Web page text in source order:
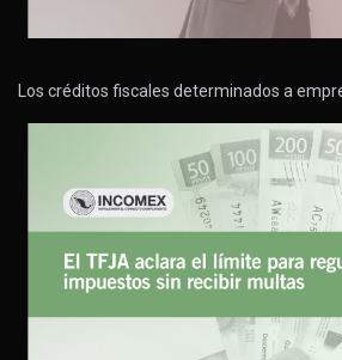
Los créditos fiscales determinados a